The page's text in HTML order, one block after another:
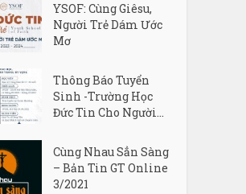
YSOF: Cùng Giêsu,
Người Trẻ Dám Ước
Mơ
Thông Báo Tuyển
Sinh -Trường Học
Đức Tin Cho Người...
Cùng Nhau Sẳn Sàng
– Bản Tin GT Online
3/2021